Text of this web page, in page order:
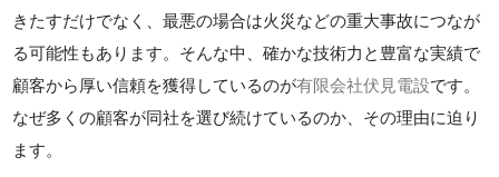
きたすだけでなく、最悪の場合は火災などの重大事故につなが
る可能性もあります。そんな中、確かな技術力と豊富な実績で
顧客から厚い信頼を獲得しているのが有限会社伏見電設です。
なぜ多くの顧客が同社を選び続けているのか、その理由に迫り
ます。